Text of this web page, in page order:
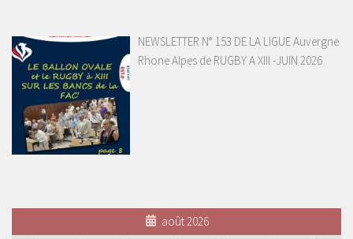
NEWSLETTER N° 153 DE LA LIGUE Auvergne
Rhone Alpes de RUGBY A XIII -JUIN 2026
août 2026